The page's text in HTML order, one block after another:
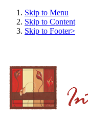
Skip to Menu
Skip to Content
Skip to Footer>